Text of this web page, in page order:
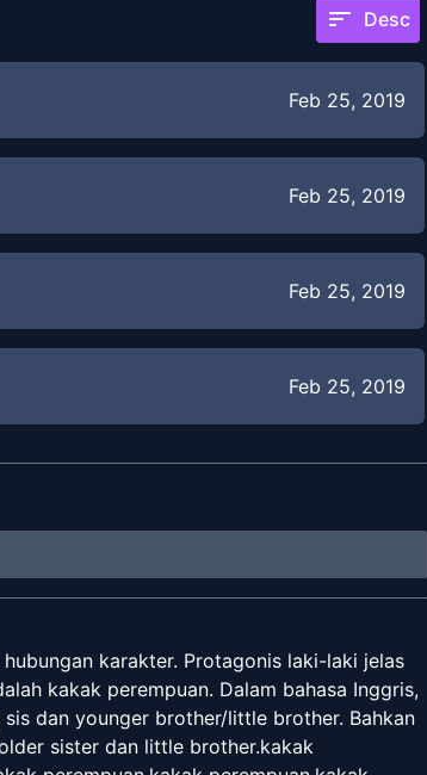
sort Desc
Feb 25, 2019
Feb 25, 2019
Feb 25, 2019
Feb 25, 2019
Feb 25, 2019
Oct 3, 2018
Oct 3, 2018
karakter. Protagonis laki-laki jelas
kakak perempuan. Dalam bahasa Inggris,
dan younger brother/little brother. Bahkan
sister dan little brother.kakak